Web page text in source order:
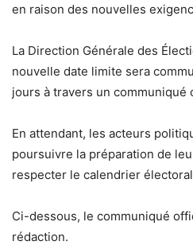
en raison des nouvelles
La Direction Générale des
nouvelle date limite sera
jours à travers un communiqué
En attendant, les acteurs
poursuivre la préparation de
respecter le calendrier
Ci-dessous, le communiqué
rédaction.